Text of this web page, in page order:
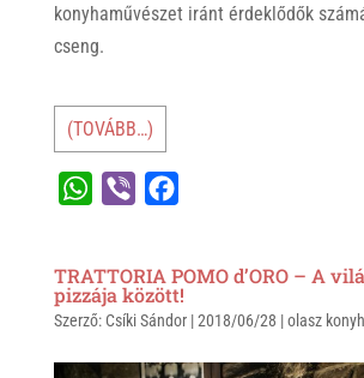
konyhaművészet iránt érdeklődők
cseng.
(TOVÁBB…)
t
s
e
r
e
b
TRATTORIA POMO d’ORO – A
pizzája között!
Szerző: Csíki Sándor|2018/06/28 |olasz